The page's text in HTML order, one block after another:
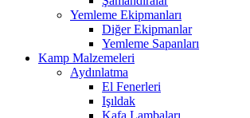
Yemleme Ekipmanları
Diğer Ekipmanlar
Yemleme Sapanları
Kamp Malzemeleri
Aydınlatma
El Fenerleri
Işıldak
Kafa Lambaları